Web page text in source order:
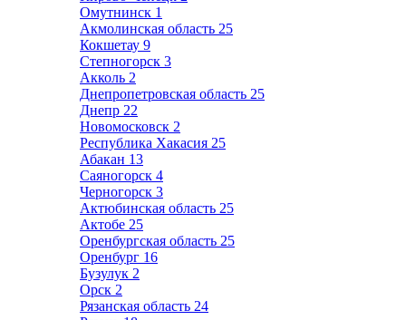
Омутнинск 1
Акмолинская область 25
Кокшетау 9
Степногорск 3
Акколь 2
Днепропетровская область 25
Днепр 22
Новомосковск 2
Республика Хакасия 25
Абакан 13
Саяногорск 4
Черногорск 3
Актюбинская область 25
Актобе 25
Оренбургская область 25
Оренбург 16
Бузулук 2
Орск 2
Рязанская область 24